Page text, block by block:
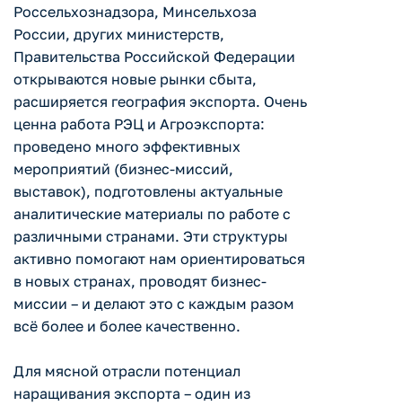
Россельхознадзора, Минсельхоза
России, других министерств,
Правительства Российской Федерации
открываются новые рынки сбыта,
расширяется география экспорта. Очень
ценна работа РЭЦ и Агроэкспорта:
проведено много эффективных
мероприятий (бизнес-миссий,
выставок), подготовлены актуальные
аналитические материалы по работе с
различными странами. Эти структуры
активно помогают нам ориентироваться
в новых странах, проводят бизнес-
миссии – и делают это с каждым разом
всё более и более качественно.
Для мясной отрасли потенциал
наращивания экспорта – один из